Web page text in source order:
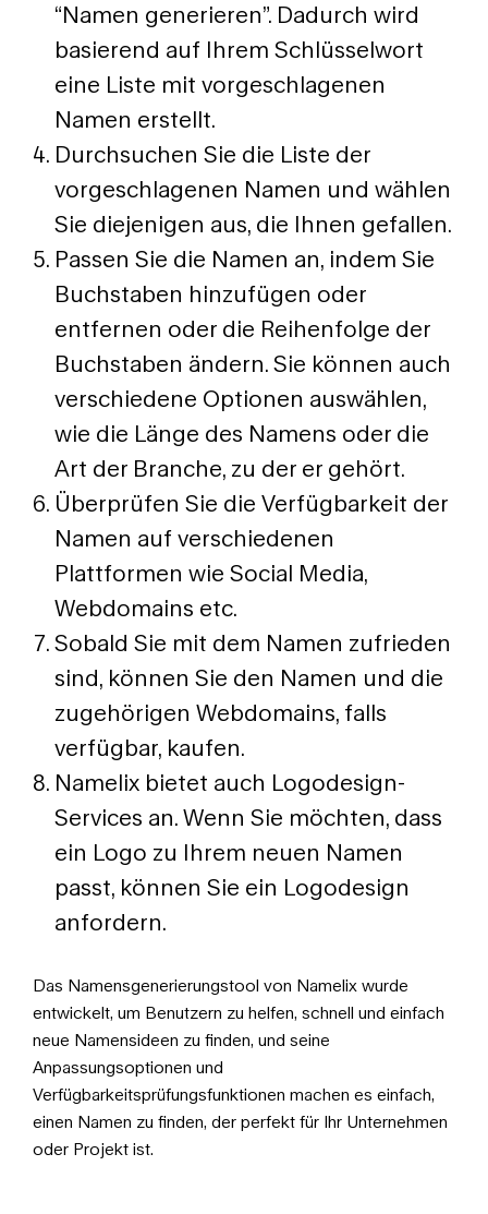
“Namen generieren”. Dadurch wird
basierend auf Ihrem Schlüsselwort
eine Liste mit vorgeschlagenen
Namen erstellt.
Durchsuchen Sie die Liste der
vorgeschlagenen Namen und wählen
Sie diejenigen aus, die Ihnen gefallen.
Passen Sie die Namen an, indem Sie
Buchstaben hinzufügen oder
entfernen oder die Reihenfolge der
Buchstaben ändern. Sie können auch
verschiedene Optionen auswählen,
wie die Länge des Namens oder die
Art der Branche, zu der er gehört.
Überprüfen Sie die Verfügbarkeit der
Namen auf verschiedenen
Plattformen wie Social Media,
Webdomains etc.
Sobald Sie mit dem Namen zufrieden
sind, können Sie den Namen und die
zugehörigen Webdomains, falls
verfügbar, kaufen.
Namelix bietet auch Logodesign-
Services an. Wenn Sie möchten, dass
ein Logo zu Ihrem neuen Namen
passt, können Sie ein Logodesign
anfordern.
Das Namensgenerierungstool von Namelix wurde
entwickelt, um Benutzern zu helfen, schnell und einfach
neue Namensideen zu finden, und seine
Anpassungsoptionen und
Verfügbarkeitsprüfungsfunktionen machen es einfach,
einen Namen zu finden, der perfekt für Ihr Unternehmen
oder Projekt ist.